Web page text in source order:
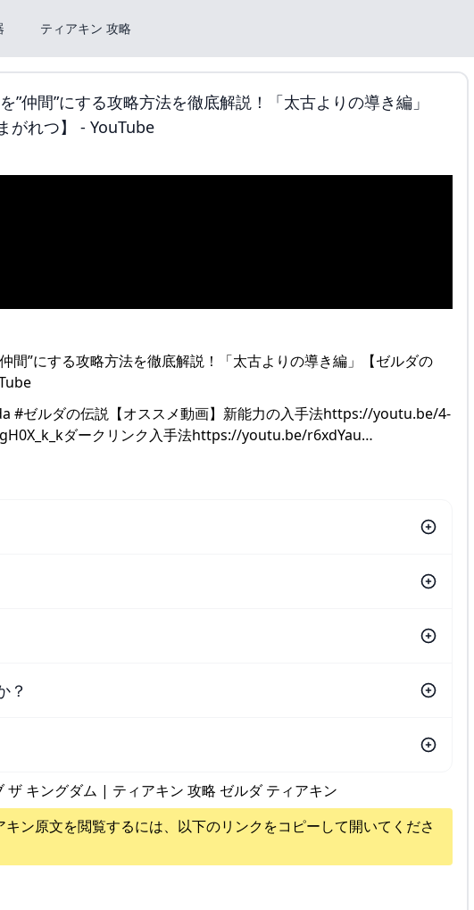
ティアキン 攻略
”仲間”にする攻略方法を徹底解説！「太古よりの導き編」
がれつ】 - YouTube
#ゼルダの伝説【オススメ動画】新能力の入手法https://youtu.be/4-
ダークリンク入手法https://youtu.be/r6xdYau…
？
キングダム | ティアキン 攻略 ゼルダ ティアキン
キン原文を閲覧するには、以下のリンクをコピーして開いてくださ